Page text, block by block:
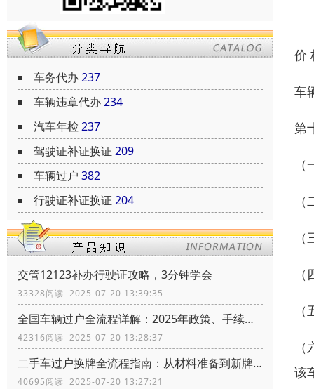
车务代办237
车辆违章代办234
汽车年检 237
驾驶证补证换证 209
车辆过户 382
行驶证补证换证 204
交管12123补办行驶证攻略，3分钟学会
33328阅读 2025-07-20 13:39:35
全国车辆过户全流程详解：2025年政策、手续、证件一网打尽
42316阅读 2025-07-20 13:28:37
二手车过户换牌全流程指南：从材料准备到新牌安装
40695阅读 2025-07-20 13:27:21
价
车
第
该